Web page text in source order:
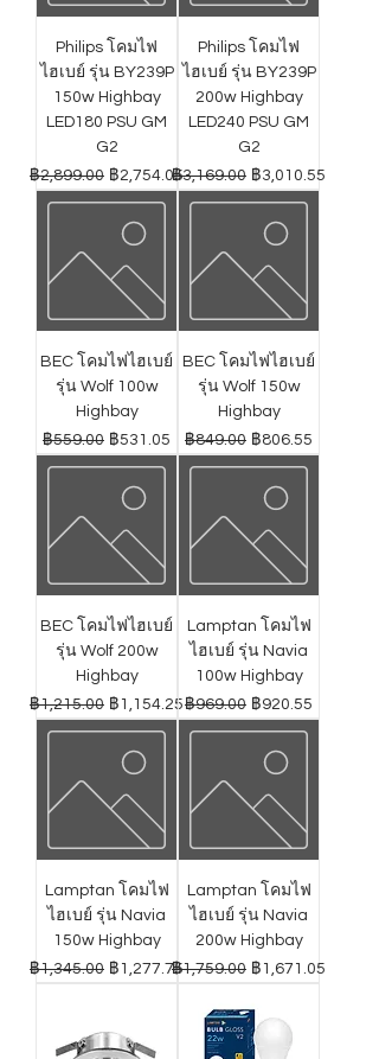
Philips โคมไฟ
ไฮเบย์ รุ่น BY239P
150w Highbay
LED180 PSU GM
G2
ราคาปกติ
฿2,899.00 ราคาขายลด
฿2,754.05
Philips โคมไฟ
ไฮเบย์ รุ่น BY239P
200w Highbay
LED240 PSU GM
G2
ราคาปกติ
฿3,169.00 ราคาขายลด
฿3,010.55
BEC โคมไฟไฮเบย์
รุ่น Wolf 100w
Highbay
ราคาปกติ
฿559.00 ราคาขายลด
฿531.05
BEC โคมไฟไฮเบย์
รุ่น Wolf 150w
Highbay
ราคาปกติ
฿849.00 ราคาขายลด
฿806.55
BEC โคมไฟไฮเบย์
รุ่น Wolf 200w
Highbay
ราคาปกติ
฿1,215.00 ราคาขายลด
฿1,154.25
Lamptan โคมไฟ
ไฮเบย์ รุ่น Navia
100w Highbay
ราคาปกติ
฿969.00 ราคาขายลด
฿920.55
Lamptan โคมไฟ
ไฮเบย์ รุ่น Navia
150w Highbay
ราคาปกติ
฿1,345.00 ราคาขายลด
฿1,277.75
Lamptan โคมไฟ
ไฮเบย์ รุ่น Navia
200w Highbay
ราคาปกติ
฿1,759.00 ราคาขายลด
฿1,671.05